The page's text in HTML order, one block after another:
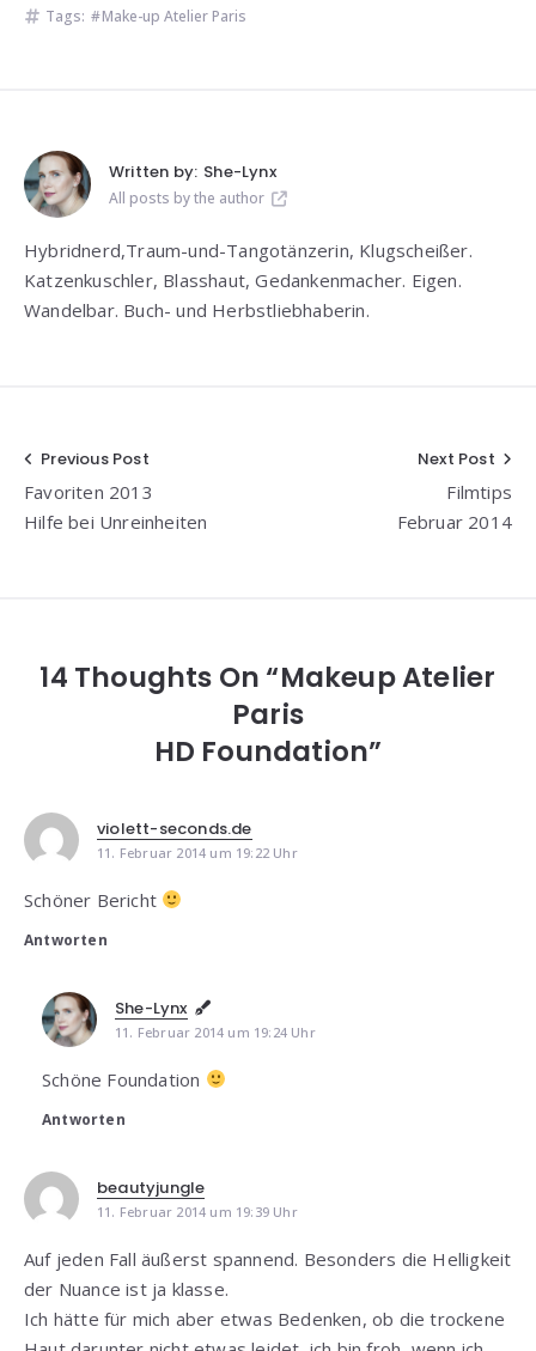
Tags: Make-up Atelier Paris
Written by: She-Lynx
All posts by the author
Hybridnerd,Traum-und-Tangotänzerin, Klugscheißer.
Katzenkuschler, Blasshaut, Gedankenmacher. Eigen.
Wandelbar. Buch- und Herbstliebhaberin.
Beitragsnavigation
Previous Post
Favoriten 2013
Hilfe bei Unreinheiten
Next Post
Filmtips
Februar 2014
14 Thoughts On “Makeup Atelier
Paris
HD Foundation”
violett-seconds.de
11. Februar 2014 um 19:22 Uhr
Schöner Bericht
Antworten
She-Lynx
11. Februar 2014 um 19:24 Uhr
Schöne Foundation
Antworten
beautyjungle
11. Februar 2014 um 19:39 Uhr
Auf jeden Fall äußerst spannend. Besonders die Helligkeit
der Nuance ist ja klasse.
Ich hätte für mich aber etwas Bedenken, ob die trockene